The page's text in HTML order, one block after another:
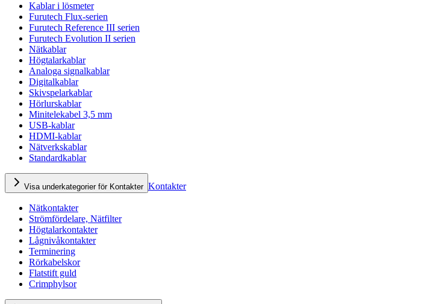
Kablar i lösmeter
Furutech Flux-serien
Furutech Reference III serien
Furutech Evolution II serien
Nätkablar
Högtalarkablar
Analoga signalkablar
Digitalkablar
Skivspelarkablar
Hörlurskablar
Minitelekabel 3,5 mm
USB-kablar
HDMI-kablar
Nätverkskablar
Standardkablar
Visa underkategorier för Kontakter Kontakter
Nätkontakter
Strömfördelare, Nätfilter
Högtalarkontakter
Lågnivåkontakter
Terminering
Rörkabelskor
Flatstift guld
Crimphylsor